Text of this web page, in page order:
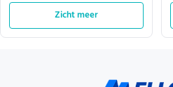
Zicht meer